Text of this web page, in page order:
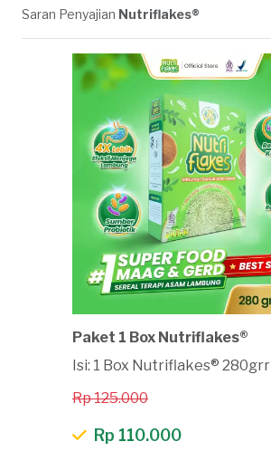
Saran Penyajian Nutriflakes®
Paket 1 Box Nutriflakes®
Isi: 1 Box Nutriflakes® 280grr
Rp 125.000
Rp 110.000